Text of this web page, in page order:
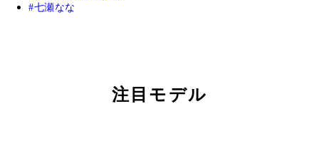
七瀬なな
注目モデル